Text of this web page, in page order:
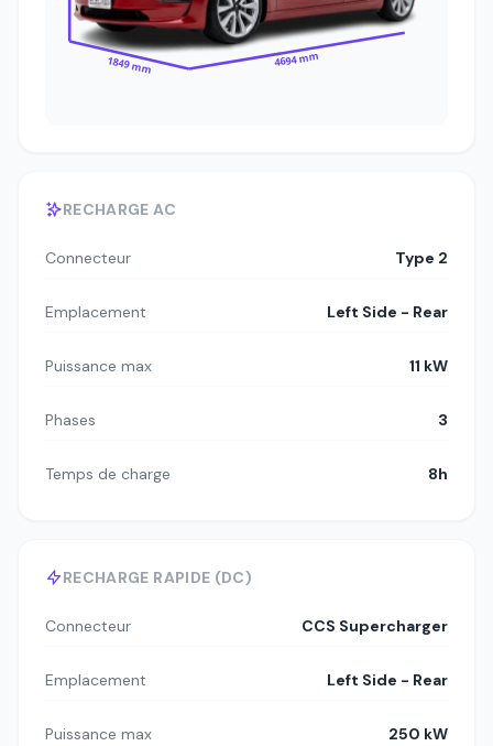
1849 mm 4694 mm
RECHARGE AC
Connecteur Type 2
Emplacement Left Side - Rear
Puissance max 11 kW
Phases 3
Temps de charge 8h
RECHARGE RAPIDE (DC)
Connecteur CCS Supercharger
Emplacement Left Side - Rear
Puissance max 250 kW